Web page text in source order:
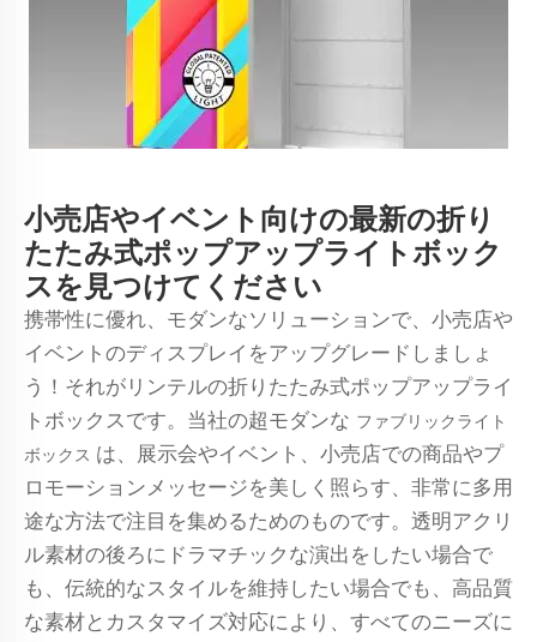
小売店やイベント向けの最新の折り
たたみ式ポップアップライトボック
スを見つけてください
携帯性に優れ、モダンなソリューションで、小売店や
イベントのディスプレイをアップグレードしましょ
う！それがリンテルの折りたたみ式ポップアップライ
トボックスです。当社の超モダンな ファブリックライト
ボックス は、展示会やイベント、小売店での商品やプ
ロモーションメッセージを美しく照らす、非常に多用
途な方法で注目を集めるためのものです。透明アクリ
ル素材の後ろにドラマチックな演出をしたい場合で
も、伝統的なスタイルを維持したい場合でも、高品質
な素材とカスタマイズ対応により、すべてのニーズに